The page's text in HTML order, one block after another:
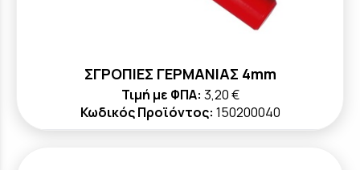
ΣΓΡΟΠΙΕΣ ΓΕΡΜΑΝΙΑΣ 4mm
Τιμή με ΦΠΑ: 3,20 €
Κωδικός Προϊόντος: 150200040